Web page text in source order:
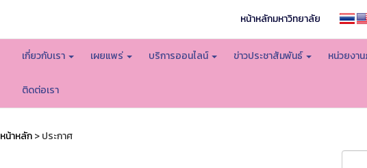
หน้าหลักมหาวิทยาลัย
เกี่ยวกับเรา เผยแพร่ บริการออนไลน์ ข่าวประชาสัมพันธ์ หน่วยงา
ติดต่อเรา
หน้าหลัก> ประกาศ